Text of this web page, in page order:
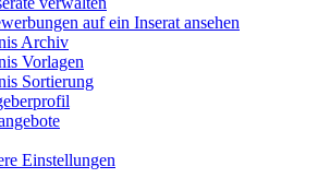
auf ein Inserat ansehen
Archiv
Vorlagen
Sortierung
Einstellungen